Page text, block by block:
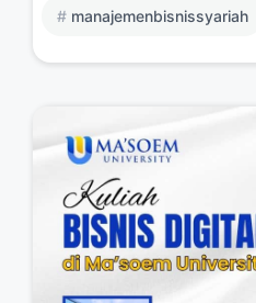
manajemenbisnissyariah